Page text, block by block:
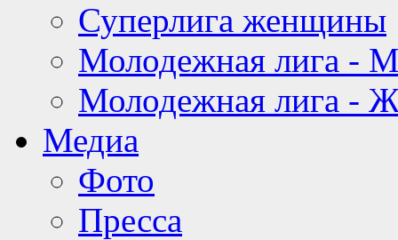
Суперлига женщины
Молодежная лига -
Молодежная лига -
Медиа
Фото
Пресса